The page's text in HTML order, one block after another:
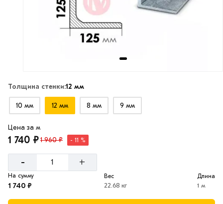
Толщина стенки:12 мм
10 мм 12 мм 8 мм 9 мм
Цена за м
1 740 ₽1 960 ₽ - 11 %
- +
На сумму
1 740 ₽
Вес
22.68 кг
Длина
1 м